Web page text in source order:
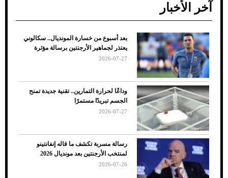
ضعف تبريد مكيف السيارة عند الوقوف.. أشهر
الأسباب والحلول
آخر الأخبار
بعد أسبوع من خسارة المونديال.. سكالوني
يعتذر لجماهير الأرجنتين برسالة مؤثرة
2026-07-27
وداعًا لحرارة التمارين.. تقنية جديدة تمنح
الجسم تبريدًا مستمرًا
2026-07-27
رسالة مسربة تكشف ما قاله إنفانتينو
لمنتخب الأرجنتين بعد مونديال 2026
2026-07-26